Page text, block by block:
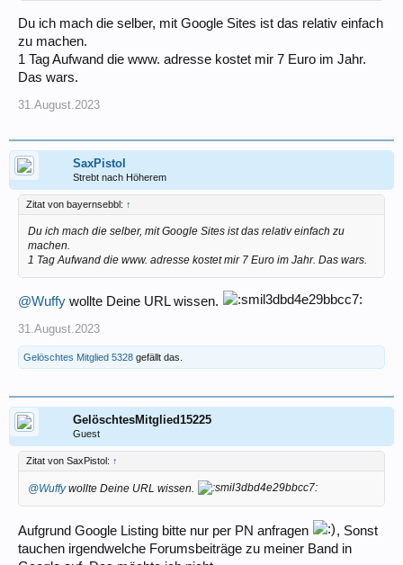
Du ich mach die selber, mit Google Sites ist das relativ einfach
zu machen.
1 Tag Aufwand die www. adresse kostet mir 7 Euro im Jahr.
Das wars.
31.August.2023
SaxPistol
Strebt nach Höherem
Zitat von bayernsebbl: ↑
Du ich mach die selber, mit Google Sites ist das relativ einfach zu
machen.
1 Tag Aufwand die www. adresse kostet mir 7 Euro im Jahr. Das wars.
@Wuffy wollte Deine URL wissen.
31.August.2023
Gelöschtes Mitglied 5328 gefällt das.
GelöschtesMitglied15225
Guest
Zitat von SaxPistol: ↑
@Wuffywollte Deine URL wissen.
Aufgrund Google Listing bitte nur per PN anfragen
, Sonst
tauchen irgendwelche Forumsbeiträge zu meiner Band in